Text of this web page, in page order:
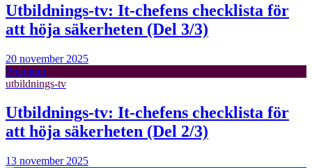
Utbildnings-tv: It-chefens checklista för
att höja säkerheten (Del 3/3)
20 november 2025
Premium
utbildnings-tv
Utbildnings-tv: It-chefens checklista för
att höja säkerheten (Del 2/3)
13 november 2025